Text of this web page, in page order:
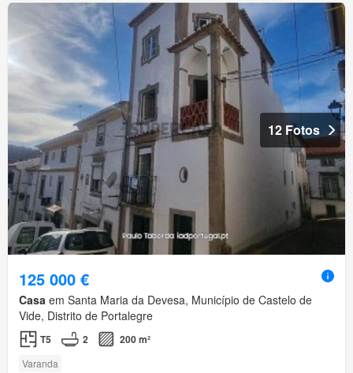
12 Fotos
125 000 €
Casa em Santa Maria da Devesa, Município de Castelo de
Vide, Distrito de Portalegre
T5 2 200 m²
Varanda